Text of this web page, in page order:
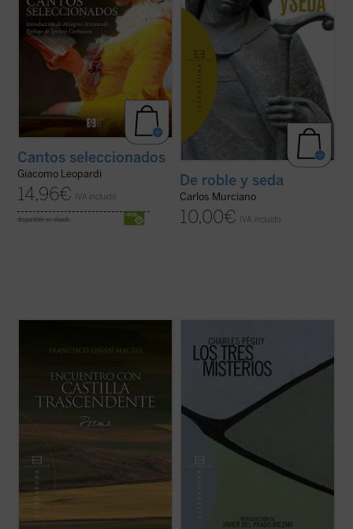
Cantos seleccionados
Giacomo Leopardi
14,96€ IVA incluido
disponible en ebook:
De roble y seda
Carlos Murciano
10,00€ IVA incluido
sitúa su encuentro con personajes
Castilla de los siglos XIII al XVII: Gonzalo
de Berceo, Jorge Manrique, Fray Luis ...
principales obras poéticas del filósofo,
poeta y ensayista francés Charles Péguy,
dedicadas a las virtudes teologales, que
constituyen «un único, arquitectónico y
sinfónico poema»: El misterio de la caridad